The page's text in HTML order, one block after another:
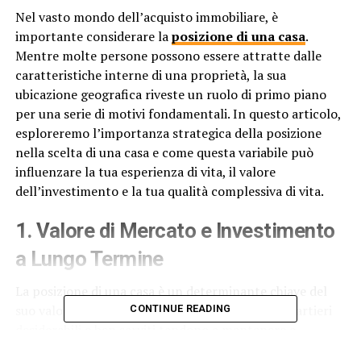
Nel vasto mondo dell’acquisto immobiliare, è
importante considerare laposizione di una casa.
Mentre molte persone possono essere attratte dalle
caratteristiche interne di una proprietà, la sua
ubicazione geografica riveste un ruolo di primo piano
per una serie di motivi fondamentali. In questo articolo,
esploreremo l’importanza strategica della posizione
nella scelta di una casa e come questa variabile può
influenzare la tua esperienza di vita, il valore
dell’investimento e la tua qualità complessiva di vita.
1. Valore di Mercato e Investimento
a Lungo Termine
La posizione di una casa è un determinante chiave del
suo valore di mercato. Le proprietà situate in quartieri
CONTINUE READING